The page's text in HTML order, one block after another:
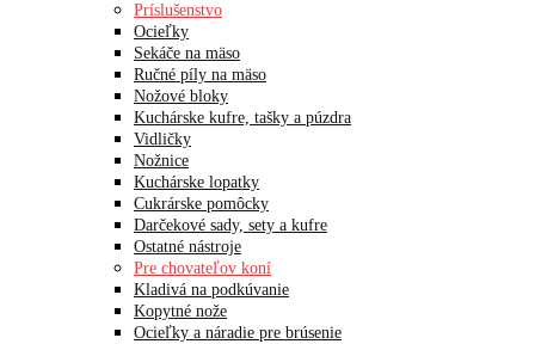
Príslušenstvo
Ocieľky
Sekáče na mäso
Ručné píly na mäso
Nožové bloky
Kuchárske kufre, tašky a púzdra
Vidličky
Nožnice
Kuchárske lopatky
Cukrárske pomôcky
Darčekové sady, sety a kufre
Ostatné nástroje
Pre chovateľov koní
Kladivá na podkúvanie
Kopytné nože
Ocieľky a náradie pre brúsenie